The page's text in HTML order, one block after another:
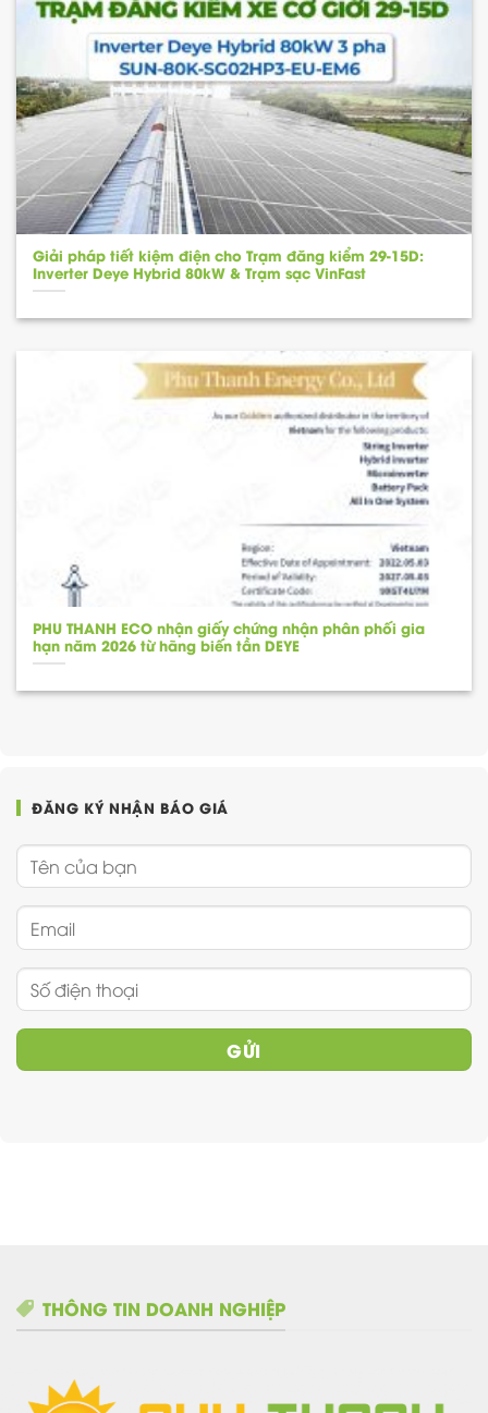
Giải pháp tiết kiệm điện cho Trạm đăng kiểm 29-15D:
Inverter Deye Hybrid 80kW & Trạm sạc VinFast
PHU THANH ECO nhận giấy chứng nhận phân phối gia
hạn năm 2026 từ hãng biến tần DEYE
ĐĂNG KÝ NHẬN BÁO GIÁ
THÔNG TIN DOANH NGHIỆP